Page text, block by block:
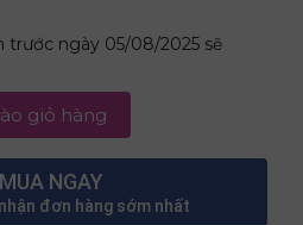
trước ngày 05/08/2025 sẽ
Lợi 1m6 x 2m x 15cm số
giỏ hàng
NGAY
đơn hàng sớm nhất